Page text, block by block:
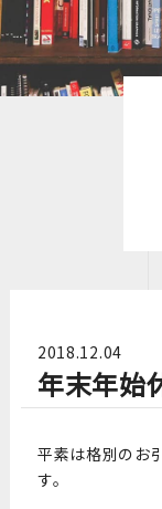
2018.12.04
年末年始
平素は格別のお
す。